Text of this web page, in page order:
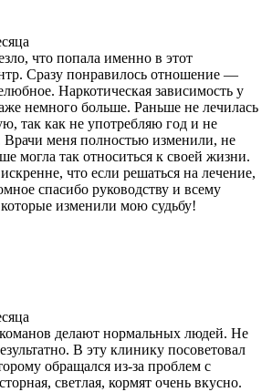
что попала именно в этот
Сразу понравилось отношение —
Наркотическая зависимость у
немного больше. Раньше не лечилась
так как не употребляю год и не
Врачи меня полностью изменили, не
могла так относиться к своей жизни.
что если решаться на лечение,
спасибо руководству и всему
изменили мою судьбу!
делают нормальных людей. Не
В эту клинику посоветовал
обращался из-за проблем с
светлая, кормят очень вкусно.